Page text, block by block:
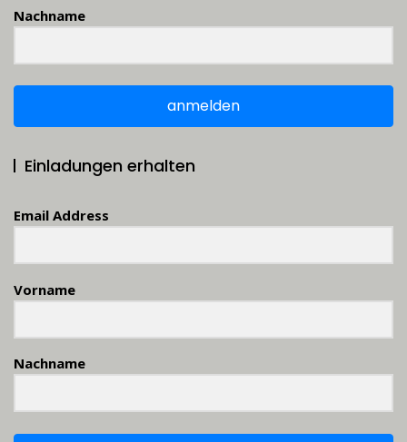
Nachname
anmelden
Einladungen erhalten
Email Address
Vorname
Nachname